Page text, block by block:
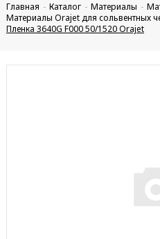
Главная Каталог Материалы
Материалы Orajet для сольвентных
Пленка 3640G F000 50/1520 Orajet